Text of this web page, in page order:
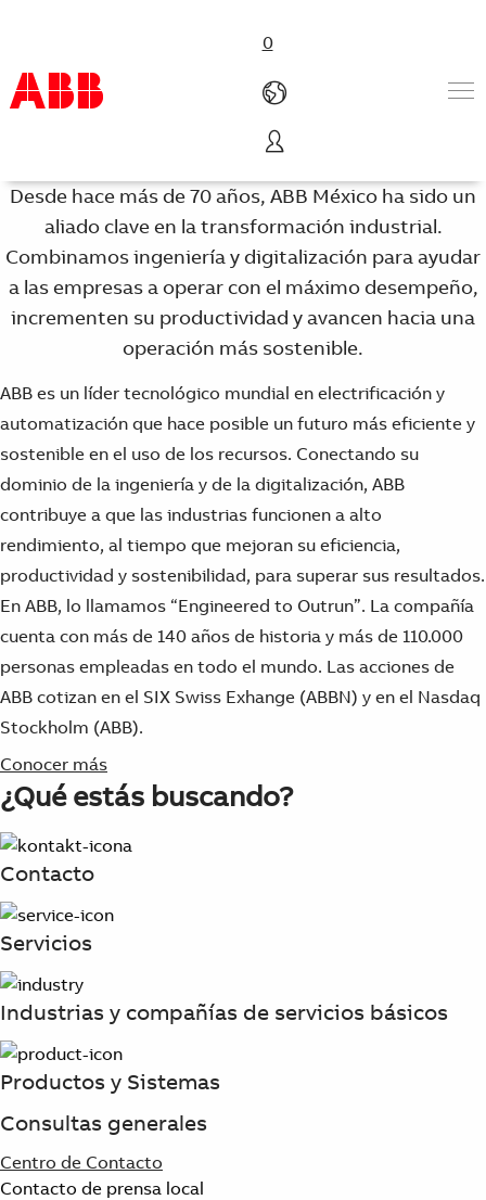
0
Productos & Soluciones
Industrias
Servicios
Carreras
Sobre ABB
Contáctenos
Suggestions
Products
See more products
0
ABB México
Desde hace más de 70 años, ABB México ha sido un
aliado clave en la transformación industrial.
Combinamos ingeniería y digitalización para ayudar
a las empresas a operar con el máximo desempeño,
incrementen su productividad y avancen hacia una
operación más sostenible.
ABB es un líder tecnológico mundial en electrificación y
automatización que hace posible un futuro más eficiente y
sostenible en el uso de los recursos. Conectando su
dominio de la ingeniería y de la digitalización, ABB
contribuye a que las industrias funcionen a alto
rendimiento, al tiempo que mejoran su eficiencia,
productividad y sostenibilidad, para superar sus resultados.
En ABB, lo llamamos “Engineered to Outrun”. La compañía
cuenta con más de 140 años de historia y más de 110.000
personas empleadas en todo el mundo. Las acciones de
ABB cotizan en el SIX Swiss Exhange (ABBN) y en el Nasdaq
Stockholm (ABB).
Conocer más
¿Qué estás buscando?
Contacto
Servicios
Industrias y compañías de servicios básicos
Productos y Sistemas
Consultas generales
Centro de Contacto
Contacto de prensa local